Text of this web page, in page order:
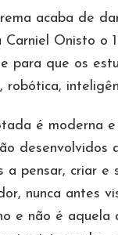
acaba de
Carniel Onisto o
para que os
robótica,
é moderna
desenvolvidos
a pensar, criar
nunca antes
e não é